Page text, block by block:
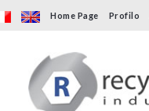
Home Page Profilo